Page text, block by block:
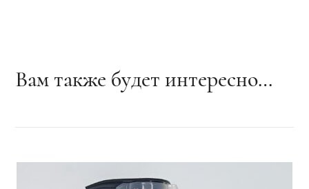
Вам также будет интересно…